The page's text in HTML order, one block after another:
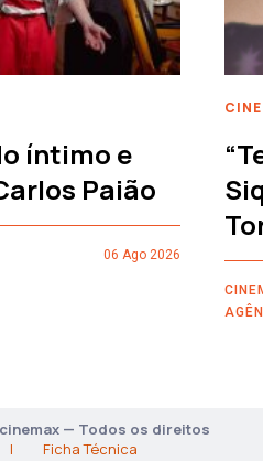
íntimo e
Paião
06 Ago 2026
— Todos os direitos
| Ficha Técnica